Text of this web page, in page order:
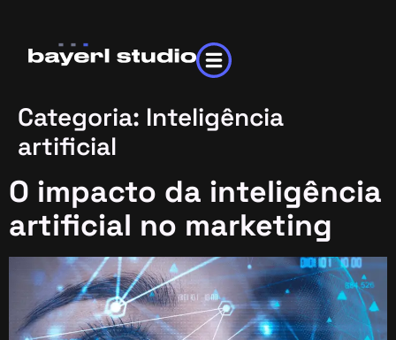
Categoria: Inteligência
artificial
O impacto da inteligência
artificial no marketing